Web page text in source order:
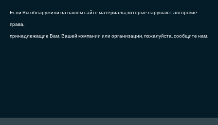
Если Вы обнаружили на нашем сайте материалы, которые нарушают авторские
права,
принадлежащие Вам, Вашей компании или организации, пожалуйста, сообщите нам.